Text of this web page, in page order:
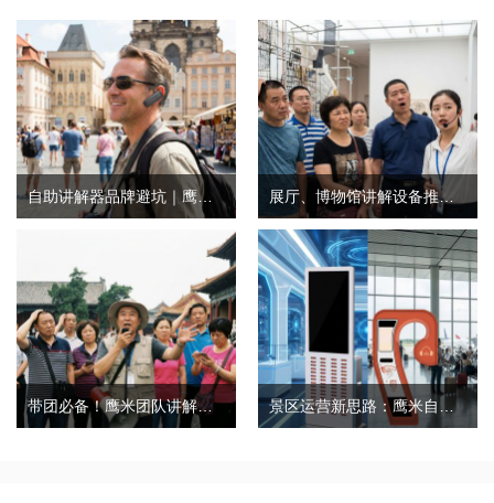
自助讲解器品牌避坑｜鹰米自助讲解器，实测好用不踩雷 展厅、博物馆讲解设备推荐｜分区讲解系统，解决多团队接待核心痛点
带团必备！鹰米团队讲解器，防串音 + 易管理双在线 景区运营新思路：鹰米自助租赁柜，不只是省了点人工费